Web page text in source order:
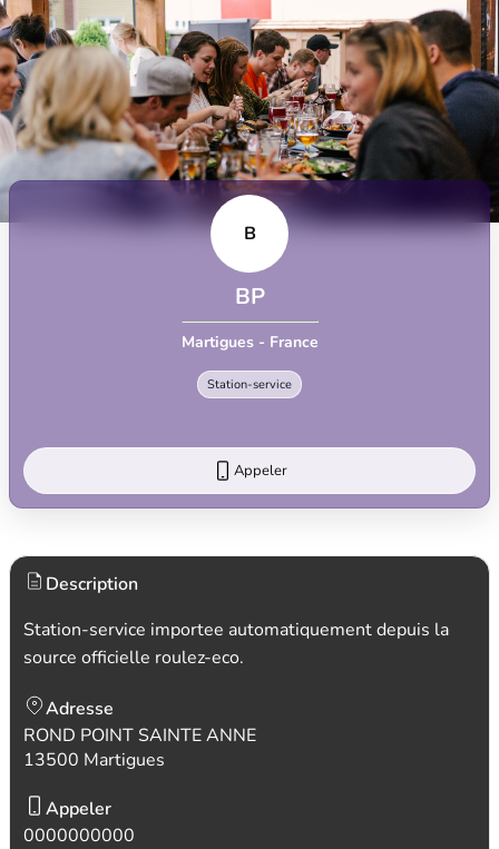
B
BP
Martigues - France
Station-service
Appeler
Description
Station-service importee automatiquement depuis la
source officielle roulez-eco.
Adresse
ROND POINT SAINTE ANNE
13500 Martigues
Appeler
0000000000